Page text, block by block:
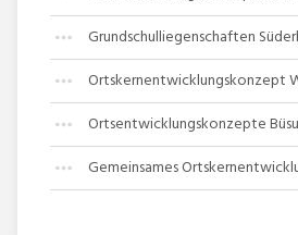
Grundschulliegenschaften
Ortskernentwicklungskonzept
Ortsentwicklungskonzepte